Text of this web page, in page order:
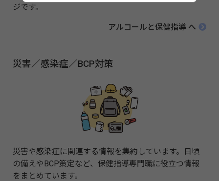
ジです。
アルコールと保健指導 へ
災害／感染症／BCP対策
災害や感染症に関連する情報を集約しています。日頃
の備えやBCP策定など、保健指導専門職に役立つ情報
をまとめています。